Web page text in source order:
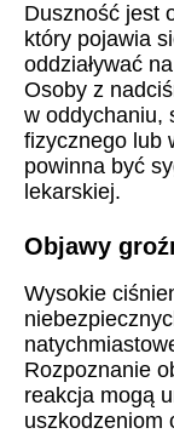
Duszność jest
który pojawia
oddziaływać
Osoby z
w oddychaniu,
fizycznego lub
powinna być
lekarskiej.
Objawy
Wysokie
Rozpoznanie
reakcja mogą
uszkodzeniom